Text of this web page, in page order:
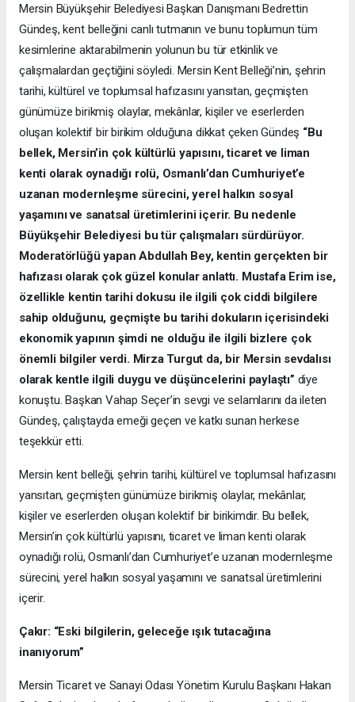
Mersin Büyükşehir Belediyesi Başkan Danışmanı Bedrettin
Gündeş, kent belleğini canlı tutmanın ve bunu toplumun tüm
kesimlerine aktarabilmenin yolunun bu tür etkinlik ve
çalışmalardan geçtiğini söyledi. Mersin Kent Belleği’nin, şehrin
tarihi, kültürel ve toplumsal hafızasını yansıtan, geçmişten
günümüze birikmiş olaylar, mekânlar, kişiler ve eserlerden
oluşan kolektif bir birikim olduğuna dikkat çeken Gündeş “Bu
bellek, Mersin’in çok kültürlü yapısını, ticaret ve liman
kenti olarak oynadığı rolü, Osmanlı’dan Cumhuriyet’e
uzanan modernleşme sürecini, yerel halkın sosyal
yaşamını ve sanatsal üretimlerini içerir. Bu nedenle
Büyükşehir Belediyesi bu tür çalışmaları sürdürüyor.
Moderatörlüğü yapan Abdullah Bey, kentin gerçekten bir
hafızası olarak çok güzel konular anlattı. Mustafa Erim ise,
özellikle kentin tarihi dokusu ile ilgili çok ciddi bilgilere
sahip olduğunu, geçmişte bu tarihi dokuların içerisindeki
ekonomik yapının şimdi ne olduğu ile ilgili bizlere çok
önemli bilgiler verdi. Mirza Turgut da, bir Mersin sevdalısı
olarak kentle ilgili duygu ve düşüncelerini paylaştı” diye
konuştu. Başkan Vahap Seçer’in sevgi ve selamlarını da ileten
Gündeş, çalıştayda emeği geçen ve katkı sunan herkese
teşekkür etti.
Mersin kent belleği, şehrin tarihi, kültürel ve toplumsal hafızasını
yansıtan, geçmişten günümüze birikmiş olaylar, mekânlar,
kişiler ve eserlerden oluşan kolektif bir birikimdir. Bu bellek,
Mersin’in çok kültürlü yapısını, ticaret ve liman kenti olarak
oynadığı rolü, Osmanlı’dan Cumhuriyet’e uzanan modernleşme
sürecini, yerel halkın sosyal yaşamını ve sanatsal üretimlerini
içerir.
Çakır: “Eski bilgilerin, geleceğe ışık tutacağına
inanıyorum”
Mersin Ticaret ve Sanayi Odası Yönetim Kurulu Başkanı Hakan